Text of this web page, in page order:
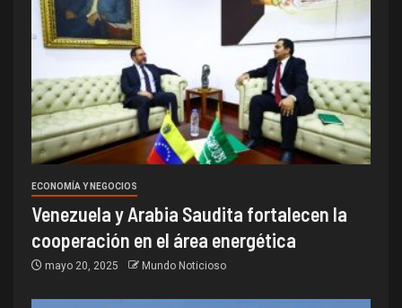
ECONOMÍA Y NEGOCIOS
Venezuela y Arabia Saudita fortalecen la
cooperación en el área energética
mayo 20, 2025 Mundo Noticioso